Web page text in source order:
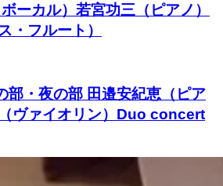
ーカル）若宮功三（ピアノ）
・フルート）
部・夜の部 田邉安紀恵（ピア
ヴァイオリン）Duo concert